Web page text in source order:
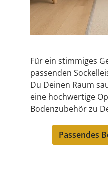
Für ein stimmiges
passenden
Du Deinen Raum
eine hochwertige
Bodenzubehör zu
Passendes